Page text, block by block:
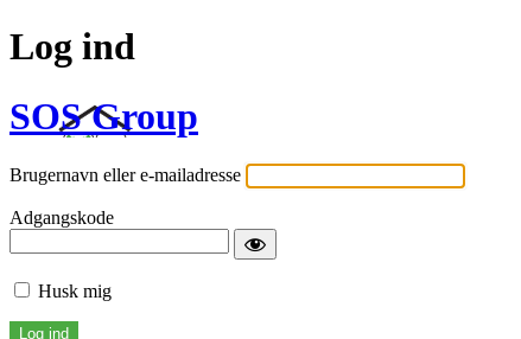
Log ind
SOS Group
Brugernavn eller e-mailadresse
Adgangskode
Husk mig